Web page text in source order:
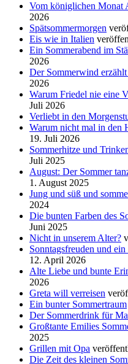
Vom königlichen Monat
2026
Spätsommermorgen
Eis wie in Italien
Ein Sommerabend im
2026
Der Sommerwind
2026
Warum Friedel nie eine
Juli 2026
Verliebt in den
Warum nicht mal in den
19. Juli 2026
Sommerhitze und
Juli 2025
August: Der Sommer
1. August 2025
Jung und süß und
2024
Die bunten Farben des
Juni 2025
Nicht in unserem Alter?
Sonntagsfreuden und
12. April 2026
Alte Liebe und bunte
2026
Greta will verreisen
Ein bunter Sommertraum
Der Sommerdrink für
Großtante Emilies
2025
Grillen mit Opa
Die Zeit des kleinen